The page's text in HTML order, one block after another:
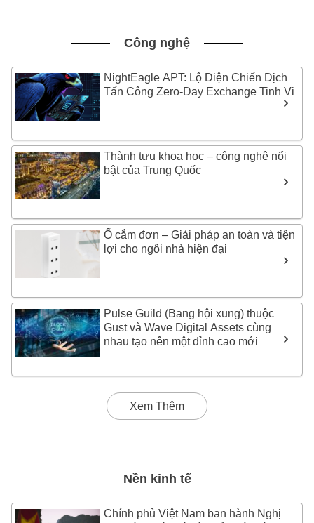
Công nghệ
NightEagle APT: Lộ Diện Chiến Dịch
Tấn Công Zero-Day Exchange Tinh Vi
Thành tựu khoa học – công nghệ nổi
bật của Trung Quốc
Ổ cắm đơn – Giải pháp an toàn và tiện
lợi cho ngôi nhà hiện đại
Pulse Guild (Bang hội xung) thuộc
Gust và Wave Digital Assets cùng
nhau tạo nên một đỉnh cao mới
Xem Thêm
Nền kinh tế
Chính phủ Việt Nam ban hành Nghị